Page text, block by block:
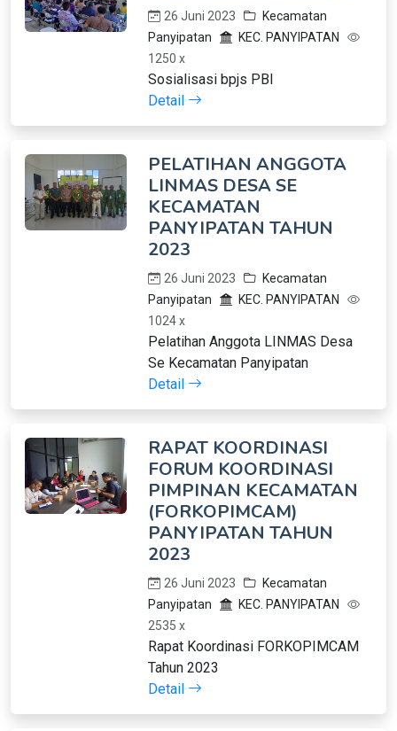
26 Juni 2023
Kecamatan
Panyipatan
KEC. PANYIPATAN
1250 x
Sosialisasi bpjs PBI
Detail
PELATIHAN ANGGOTA
LINMAS DESA SE
KECAMATAN
PANYIPATAN TAHUN
2023
26 Juni 2023
Kecamatan
Panyipatan
KEC. PANYIPATAN
1024 x
Pelatihan Anggota LINMAS Desa
Se Kecamatan Panyipatan
Detail
RAPAT KOORDINASI
FORUM KOORDINASI
PIMPINAN KECAMATAN
(FORKOPIMCAM)
PANYIPATAN TAHUN
2023
26 Juni 2023
Kecamatan
Panyipatan
KEC. PANYIPATAN
2535 x
Rapat Koordinasi FORKOPIMCAM
Tahun 2023
Detail